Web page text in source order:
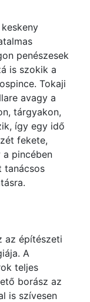
penészesek
is szokik a
Tokaji
avagy a
tárgyakon,
így egy idő
fekete,
a pincében
tanácsos
az építészeti
A
teljes
borász az
is szívesen